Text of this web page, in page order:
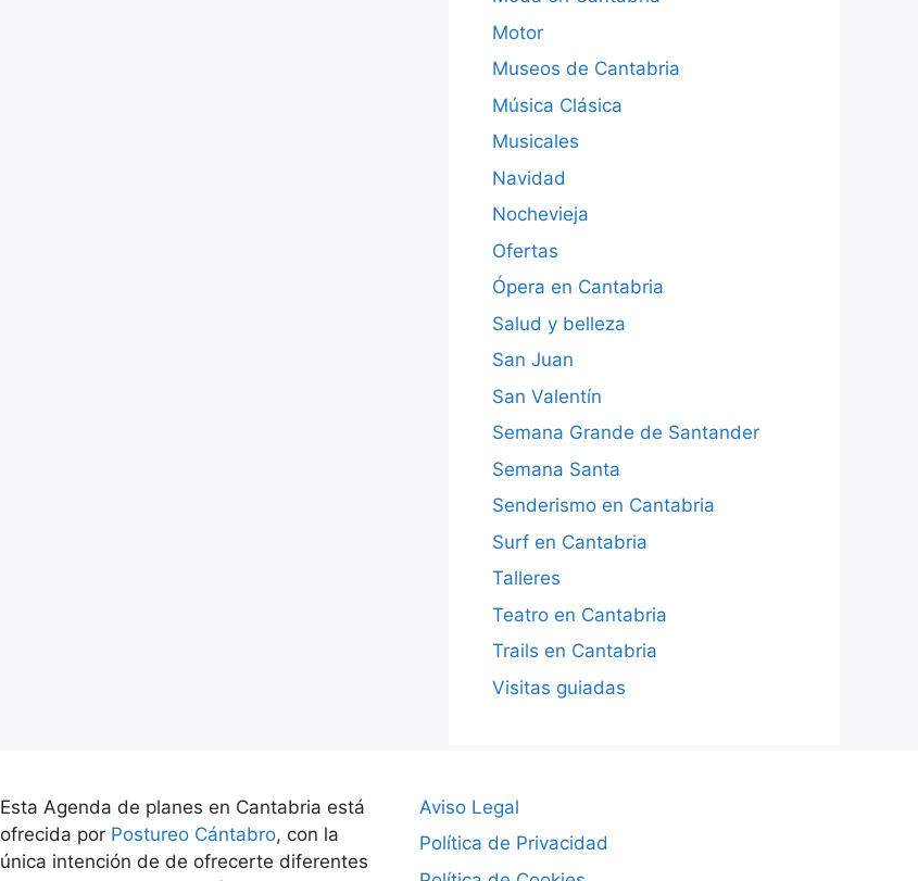
Motor
Museos de Cantabria
Música Clásica
Musicales
Navidad
Nochevieja
Ofertas
Ópera en Cantabria
Salud y belleza
San Juan
San Valentín
Semana Grande de Santander
Semana Santa
Senderismo en Cantabria
Surf en Cantabria
Talleres
Teatro en Cantabria
Trails en Cantabria
Visitas guiadas
Esta Agenda de planes en Cantabria está
ofrecida por Postureo Cántabro, con la
única intención de de ofrecerte diferentes
Aviso Legal
Política de Privacidad